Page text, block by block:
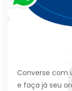
Converse com
e faça já seu